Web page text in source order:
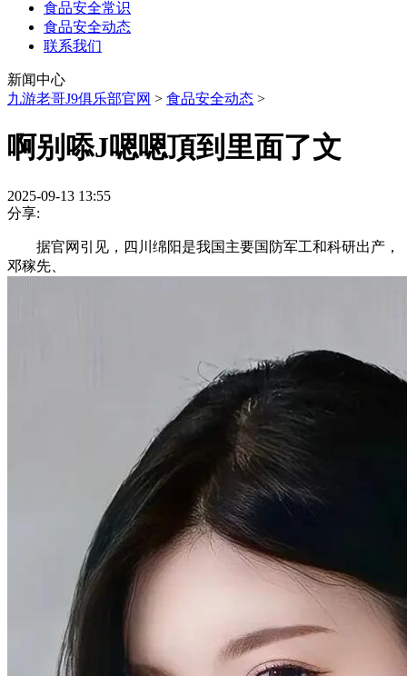
食品安全常识
食品安全动态
联系我们
新闻中心
九游老哥J9俱乐部官网 > 食品安全动态 >
啊别㖭J嗯嗯頂到里面了文
2025-09-13 13:55
分享:
据官网引见，四川绵阳是我国主要国防军工和科研出产，
邓稼先、